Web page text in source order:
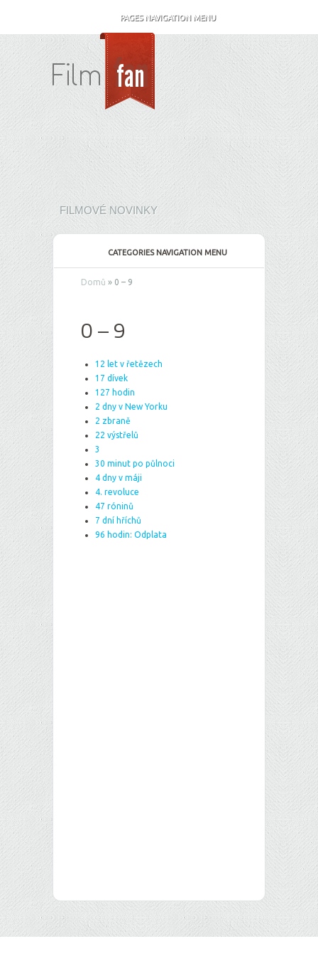
PAGES NAVIGATION MENU
FILMOVÉ NOVINKY
CATEGORIES NAVIGATION MENU
Domů » 0 – 9
0 – 9
12 let v řetězech
17 dívek
127 hodin
2 dny v New Yorku
2 zbraně
22 výstřelů
3
30 minut po půlnoci
4 dny v máji
4. revoluce
47 róninů
7 dní hříchů
96 hodin: Odplata